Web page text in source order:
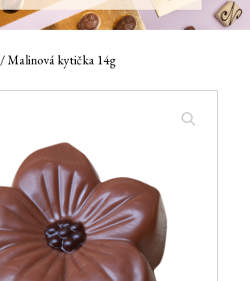
/ Malinová kytička 14g